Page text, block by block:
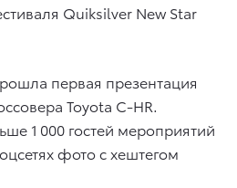
Quiksilver New Star
первая презентация
Toyota C-HR.
1 000 гостей мероприятий
фото с хештегом